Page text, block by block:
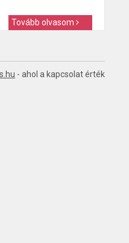
Tovább olvasom
- ahol a kapcsolat érték